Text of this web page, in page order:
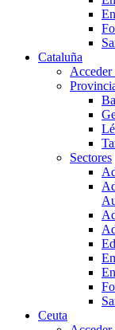
Cataluña
Acceder
Sectores
Ceuta